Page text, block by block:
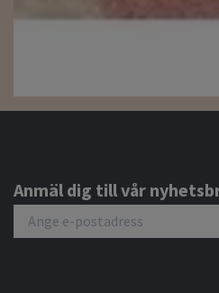
Anmäl dig till vår